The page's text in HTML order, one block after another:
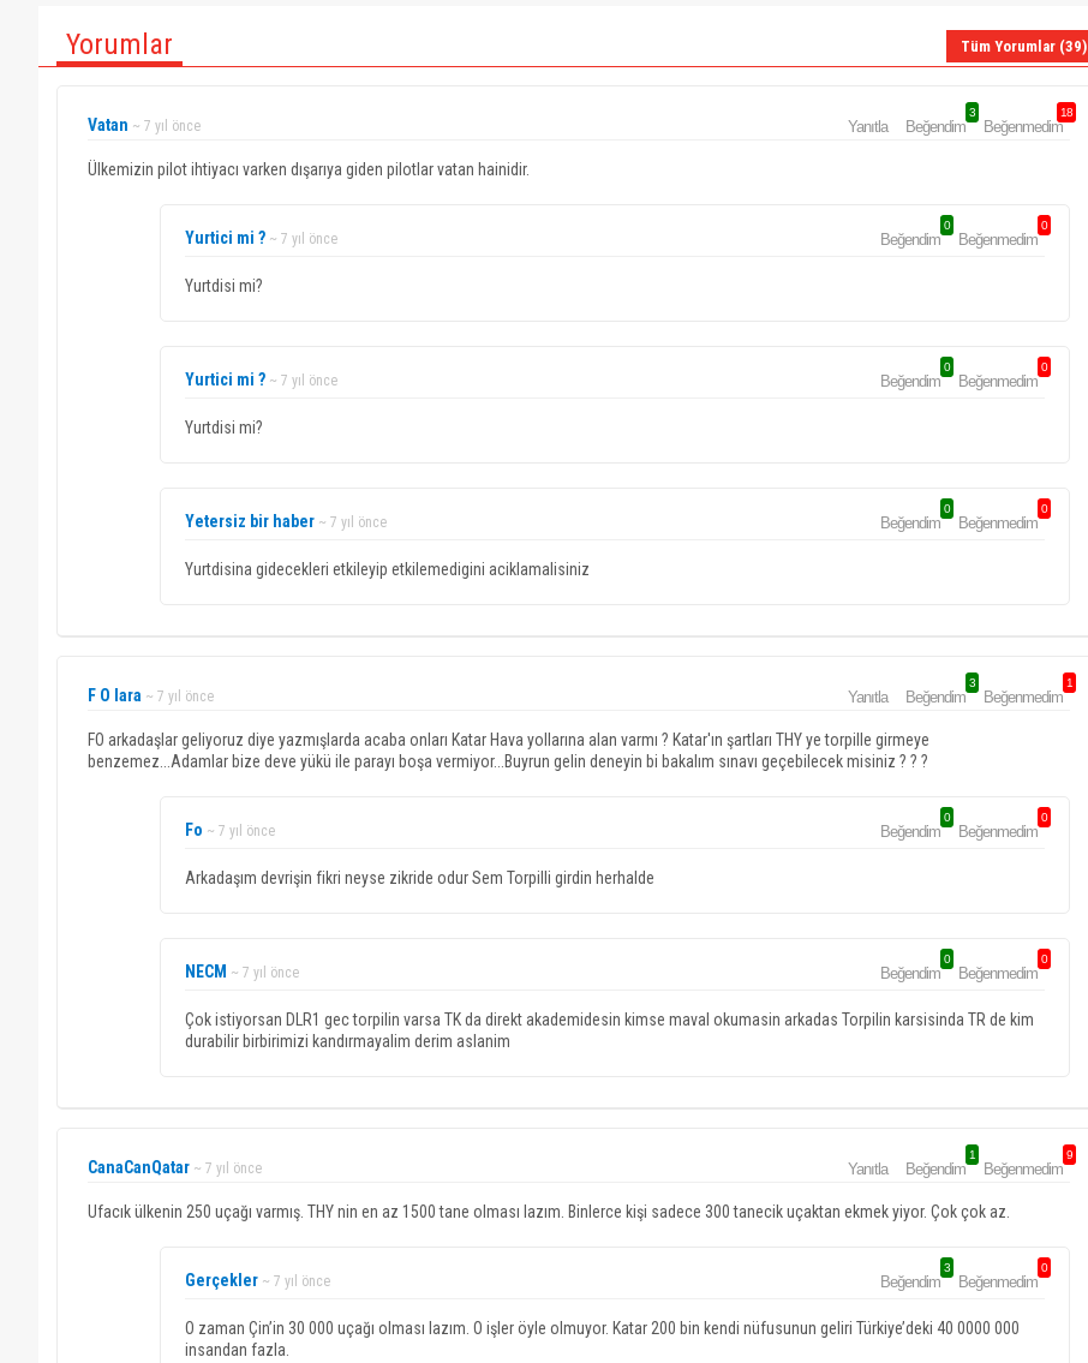
Yorumlar Tüm Yorumlar (39)
Vatan ~ 7 yıl önce Yanıtla Beğendim
3
Beğenmedim
18
Ülkemizin pilot ihtiyacı varken dışarıya giden pilotlar vatan hainidir.
Yurtici mi ? ~ 7 yıl önce Beğendim
0
Beğenmedim
0
Yurtdisi mi?
Yurtici mi ? ~ 7 yıl önce Beğendim
0
Beğenmedim
0
Yurtdisi mi?
Yetersiz bir haber ~ 7 yıl önce Beğendim
0
Beğenmedim
0
Yurtdisina gidecekleri etkileyip etkilemedigini aciklamalisiniz
F O lara ~ 7 yıl önce Yanıtla Beğendim
3
Beğenmedim
1
FO arkadaşlar geliyoruz diye yazmışlarda acaba onları Katar Hava yollarına alan varmı ? Katar'ın şartları THY ye torpille girmeye
benzemez...Adamlar bize deve yükü ile parayı boşa vermiyor...Buyrun gelin deneyin bi bakalım sınavı geçebilecek misiniz ? ? ?
Fo ~ 7 yıl önce Beğendim
0
Beğenmedim
0
Arkadaşım devrişin fikri neyse zikride odur Sem Torpilli girdin herhalde
NECM ~ 7 yıl önce Beğendim
0
Beğenmedim
0
Çok istiyorsan DLR1 gec torpilin varsa TK da direkt akademidesin kimse maval okumasin arkadas Torpilin karsisinda TR de kim
durabilir birbirimizi kandırmayalim derim aslanim
CanaCanQatar ~ 7 yıl önce Yanıtla Beğendim
1
Beğenmedim
9
Ufacık ülkenin 250 uçağı varmış. THY nin en az 1500 tane olması lazım. Binlerce kişi sadece 300 tanecik uçaktan ekmek yiyor. Çok çok az.
Gerçekler ~ 7 yıl önce Beğendim
3
Beğenmedim
0
O zaman Çin’in 30 000 uçağı olması lazım. O işler öyle olmuyor. Katar 200 bin kendi nüfusunun geliri Türkiye’deki 40 0000 000
insandan fazla.